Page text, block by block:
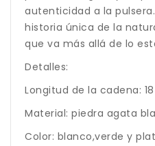
autenticidad a la
historia única de la
que va más allá de lo
Detalles:
Longitud de la cadena:
Material: piedra agata
Color: blanco,verde y